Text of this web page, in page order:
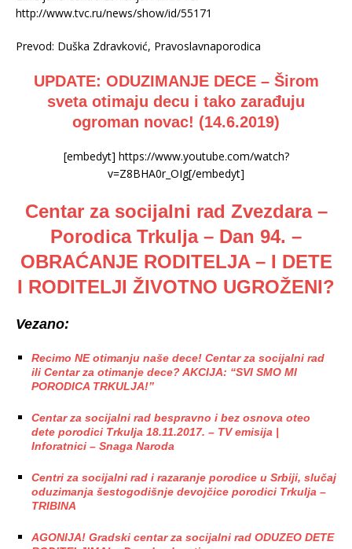
http://www.tvc.ru/news/show/id/55171
Prevod: Duška Zdravković, Pravoslavnaporodica
UPDATE: ODUZIMANJE DECE – Širom
sveta otimaju decu i tako zarađuju
ogroman novac! (14.6.2019)
[embedyt] https://www.youtube.com/watch?
v=Z8BHA0r_OIg[/embedyt]
Centar za socijalni rad Zvezdara –
Porodica Trkulja – Dan 94. –
OBRAĆANJE RODITELJA – I DETE
I RODITELJI ŽIVOTNO UGROŽENI?
Vezano:
Recimo NE otimanju naše dece! Centar za socijalni rad
ili Centar za otimanje dece? AKCIJA: “SVI SMO MI
PORODICA TRKULJA!”
Centar za socijalni rad bespravno i bez osnova oteo
dete porodici Trkulja 18.11.2017. – TV emisija |
Inforatnici – Snaga Naroda
Centri za socijalni rad i razaranje porodice u Srbiji, slučaj
oduzimanja šestogodišnje devojčice porodici Trkulja –
TRIBINA
AGONIJA! Gradski centar za socijalni rad ODUZEO DETE